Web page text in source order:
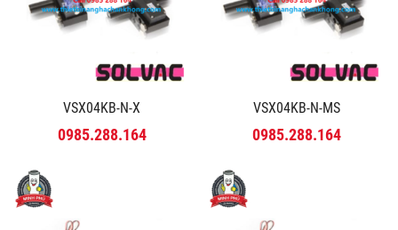
VSX04KB-N-X
0985.288.164
VSX04KB-N-MS
0985.288.164